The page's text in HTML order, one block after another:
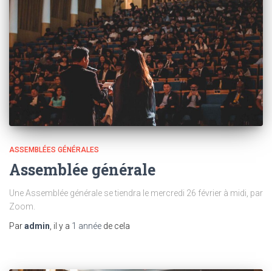
ASSEMBLÉES GÉNÉRALES
Assemblée générale
Une Assemblée générale se tiendra le mercredi 26 février à midi, par
Zoom.
Paradmin , il y a 1 année de cela